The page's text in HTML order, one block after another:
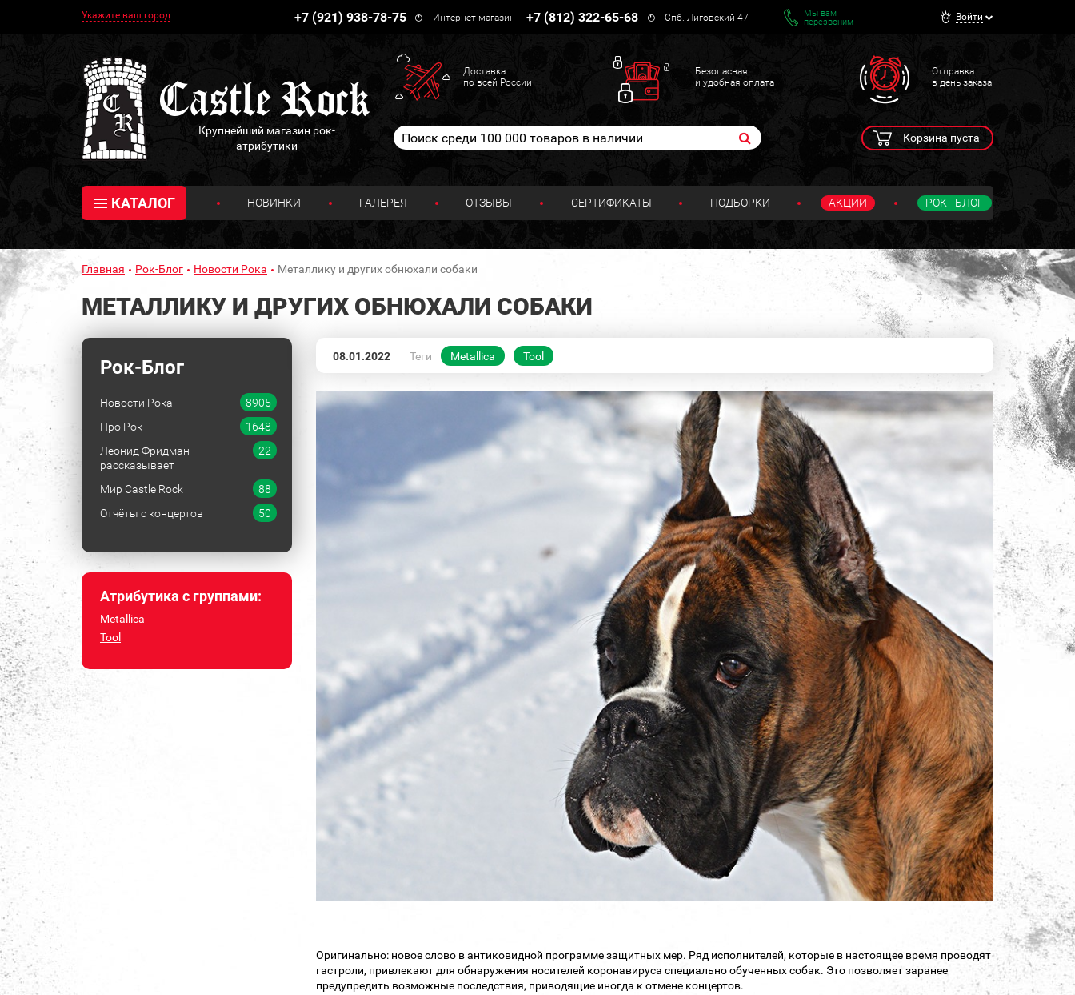
Укажите ваш город +7 (921) 938-78-75 - Интернет-магазин +7 (812) 322-65-68 -Спб. Лиговский 47
Мы вам
перезвоним
Войти
Крупнейший магазин рок-
атрибутики
Доставка
по всей России
Безопасная
и удобная оплата
Отправка
в день заказа
Корзина пуста
КАТАЛОГ НОВИНКИ ГАЛЕРЕЯ ОТЗЫВЫ СЕРТИФИКАТЫ ПОДБОРКИ АКЦИИ РОК - БЛОГ
Главная Рок-Блог Новости Рока Металлику и других обнюхали собаки
МЕТАЛЛИКУ И ДРУГИХ ОБНЮХАЛИ СОБАКИ
Рок-Блог
Новости Рока
8905
Про Рок
1648
Леонид Фридман
рассказывает
22
Мир Castle Rock
88
Отчёты с концертов
50
Атрибутика с группами:
Metallica
Tool
08.01.2022 Теги Metallica Tool
Оригинально: новое слово в антиковидной программе защитных мер. Ряд исполнителей, которые в настоящее время проводят
гастроли, привлекают для обнаружения носителей коронавируса специально обученных собак. Это позволяет заранее
предупредить возможные последствия, приводящие иногда к отмене концертов.